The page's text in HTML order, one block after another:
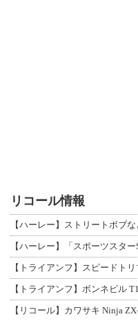
リコール情報
【ハーレー】ストリートボブ
【トライアンフ】スピードト
【リコール】カワサキ Ninja